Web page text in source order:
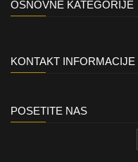
OSNOVNE KATEGORIJE
KONTAKT INFORMACIJE
POSETITE NAS